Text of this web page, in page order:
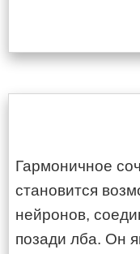
Гармоничное
становится
нейронов,
позади лба. Он